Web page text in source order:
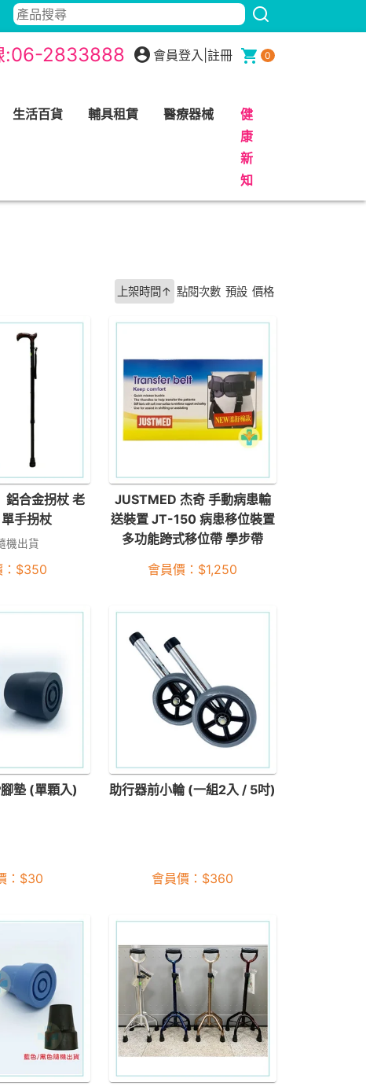
:06-2833888 會員登入 註冊 0
生活百貨 輔具租賃 醫療器械
健
康
新
知
上架時間↑ 點閱次數 預設 價格
鋁合金拐杖 老
手拐杖
機出貨
$350
JUSTMED 杰奇 手動病患輸
送裝置 JT-150 病患移位裝置
多功能跨式移位帶 學步帶
會員價： $1,250
墊 (單顆入)
： $30
助行器前小輪 (一組2入 / 5吋)
會員價： $360